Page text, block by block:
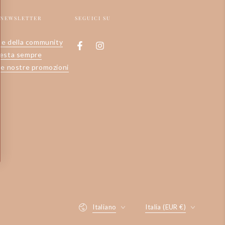
della community
sempre
nostre promozioni
SEGUICI SU
FacebookInstagram
Italiano Italia (EUR €)